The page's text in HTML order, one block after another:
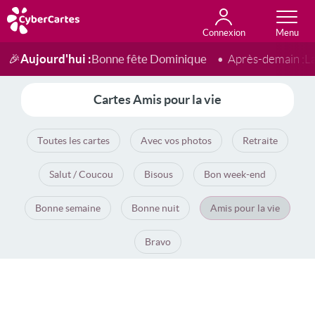
Connexion
Anniversaire
Fête du jour
Amour
Amitié
Merci
Toutes les cartes
🎉Aujourd'hui :Bonne fête Dominique Après-demain :
Cartes Amis pour la vie
Toutes les cartes Avec vos photos Retraite
Salut / Coucou Bisous Bon week-end
Bonne semaine Bonne nuit Amis pour la vie
Bravo